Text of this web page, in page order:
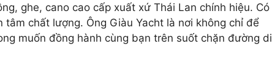
ghe, cano cao cấp xuất xứ Thái Lan chính hiệu. Có
chất lượng. Ông Giàu Yacht là nơi không chỉ để
muốn đồng hành cùng bạn trên suốt chặn đường di